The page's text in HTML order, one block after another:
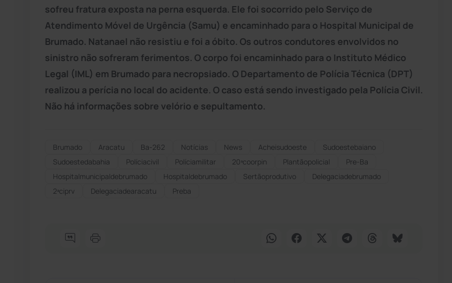
sofreu fratura exposta na perna esquerda. Ele foi socorrido pelo Serviço de
Atendimento Móvel de Urgência (Samu) e encaminhado para o Hospital Municipal de
Brumado. Natanael não resistiu e foi a óbito. Os outros condutores envolvidos no
sinistro não sofreram ferimentos. O corpo foi encaminhado para o Instituto Médico
Legal (IML) em Brumado para necropsiado. O Departamento de Polícia Técnica (DPT)
realizou a perícia no local do acidente. O caso está sendo investigado pela Polícia Civil.
Não há informações sobre velório e sepultamento.
Brumado Aracatu Ba-262 Notícias News Acheisudoeste
Sudoestebaiano
Sudoestedabahia
Políciacivil Políciamilitar 20ªcoorpin Plantãopolicial
Pre-Ba
Hospitalmunicipaldebrumado
Hospitaldebrumado Sertãoprodutivo
Delegaciadebrumado
2ªciprv
Delegaciadearacatu Preba